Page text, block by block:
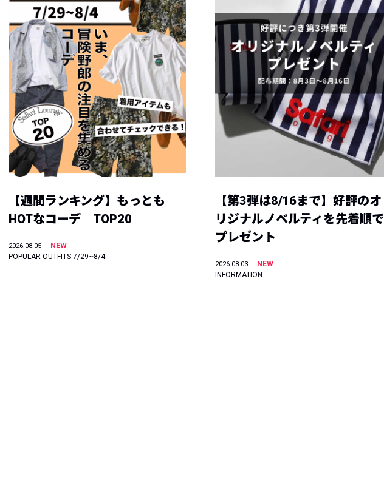
【週間ランキング】もっとも
HOTなコーデ｜TOP20
2026.08.05
NEW
POPULAR OUTFITS 7/29~8/4
【第3弾は8/16まで】好評のオ
リジナルノベルティを先着順で
プレゼント
2026.08.03
NEW
INFORMATION